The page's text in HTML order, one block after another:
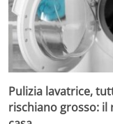
Pulizia lavatrice,
rischiano grosso: il